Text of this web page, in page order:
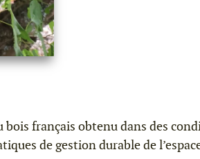
bois français obtenu dans des
de gestion durable de